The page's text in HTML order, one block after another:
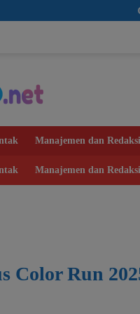
Gelar Rakerda,
Manajemen dan Redaksi
Manajemen dan Redaksi
Color Run